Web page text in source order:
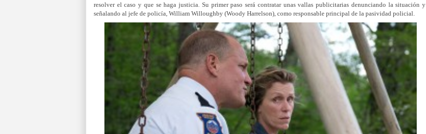
resolver el caso y que se haga justicia. Su primer paso será contratar unas vallas publicitarias denunciando la situación y
señalando al jefe de policía, William Willoughby (Woody Harrelson), como responsable principal de la pasividad policial.